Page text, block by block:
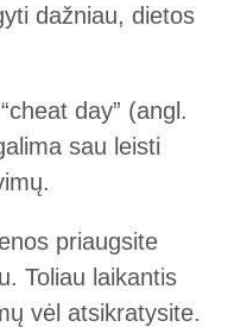
dažniau, dietos
day” (angl.
sau leisti
priaugsite
Toliau laikantis
vėl atsikratysite.